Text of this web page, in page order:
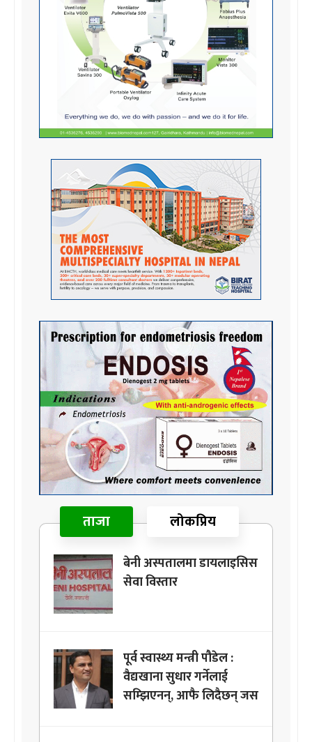
ताजा लोकप्रिय
बेनी अस्पतालमा डायलाइसिस
सेवा विस्तार
पूर्व स्वास्थ्य मन्त्री पौडेल :
वैद्यखाना सुधार गर्नेलाई
सम्झिएनन्, आफै लिदैछन् जस